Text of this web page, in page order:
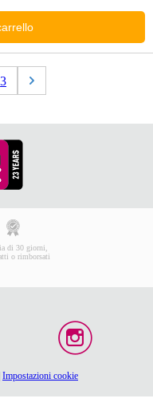
3
di 30 giorni,
o rimborsati
Impostazioni cookie